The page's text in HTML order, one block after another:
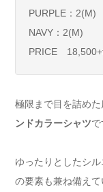
PURPLE：2(M)
NAVY：2(M)
PRICE
極限まで目を詰めた
ンドカラーシャツで
ゆったりとしたシ
の要素も兼ね備えて